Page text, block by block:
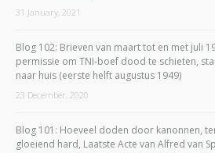
31 January, 2021
Blog 102: Brieven van maart tot en met juli
permissie om TNI-boef dood te schieten,
naar huis (eerste helft augustus 1949)
23 December, 2020
Blog 101: Hoeveel doden door kanonnen,
gloeiend hard, Laatste Acte van Alfred van